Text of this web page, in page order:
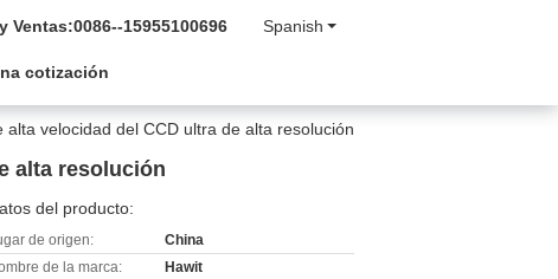
Spanish
Ventas:0086--15955100696
cotización
velocidad del CCD ultra de alta resolución
alta resolución
del producto:
de origen:
China
de la marca:
Hawit